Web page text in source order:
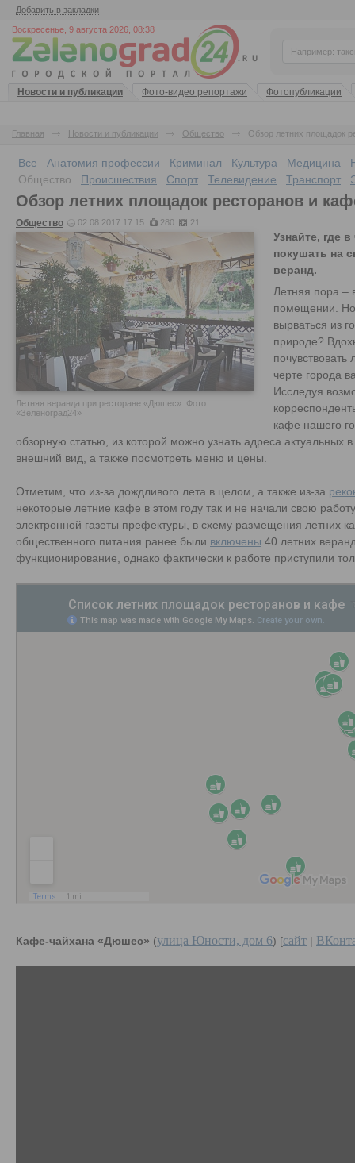
Добавить в закладки
Воскресенье, 9 августа 2026, 08:38
Новости и публикации Фото-видео репортажи Фотопубликации
Главная Новости и публикации Общество Обзор летних площадок
Все Анатомия профессии Криминал Культура Медицина
Общество
Происшествия Спорт Телевидение Транспорт
Обзор летних площадок ресторанов и
Общество 02.08.2017 17:15 280 21
Летняя веранда при ресторане «Дюшес». Фото
«Зеленоград24»
Узнайте, где
покушать на
веранд.
Летняя пора –
помещении. Но
вырваться из
природе?
почувствовать
черте города
Исследуя
кафе нашего
обзорную статью, из которой можно узнать адреса актуальных
внешний вид, а также посмотреть меню и цены.
Отметим, что из-за дождливого лета в целом, а также из-за
некоторые летние кафе в этом году так и не начали свою
электронной газеты префектуры, в схему размещения летних
общественного питания ранее были включены 40 летних
функционирование, однако фактически к работе приступили
Кафе-чайхана «Дюшес» (улица Юности, дом 6) [сайт |